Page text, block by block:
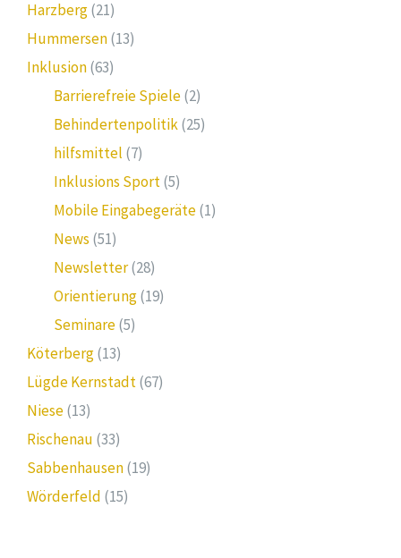
Harzberg(21)
Hummersen(13)
Inklusion(63)
Barrierefreie Spiele(2)
Behindertenpolitik(25)
hilfsmittel (7)
Inklusions Sport(5)
Mobile Eingabegeräte(1)
News (51)
Newsletter(28)
Orientierung(19)
Seminare(5)
Köterberg(13)
Lügde Kernstadt(67)
Niese(13)
Rischenau (33)
Sabbenhausen(19)
Wörderfeld (15)